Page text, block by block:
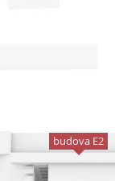
budova E2